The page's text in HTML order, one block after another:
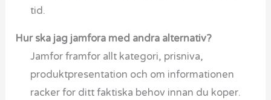
tid.
Hur ska jag jamfora med andra alternativ?
Jamfor framfor allt kategori, prisniva,
produktpresentation och om informationen
racker for ditt faktiska behov innan du koper.